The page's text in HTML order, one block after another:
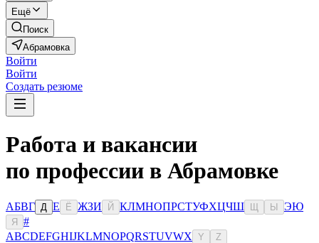
Ещё
Поиск
Абрамовка
Войти
Войти
Создать резюме
Работа и вакансии
по профессии в Абрамовке
АБВГ Д Е Ё ЖЗИ Й КЛМНОПРСТУФХЦЧШ Ы ЭЮ
Я
#
ABCDEFGHIJKLMNOPQRSTUVWX Y Z